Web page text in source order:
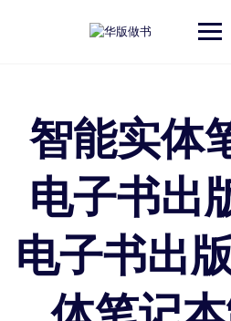
智能实体
电子书出
电子书出